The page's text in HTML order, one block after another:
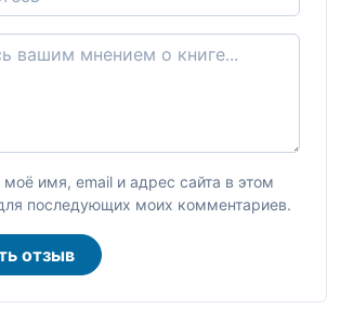
моё имя, email и адрес сайта в этом
последующих моих комментариев.
Отправить отзыв